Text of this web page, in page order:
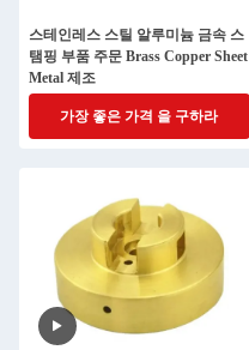
스테인레스 스틸 알루미늄 금속 스
탬핑 부품 주문 Brass Copper Sheet
Metal 제조
가장 좋은 가격 을 구하라